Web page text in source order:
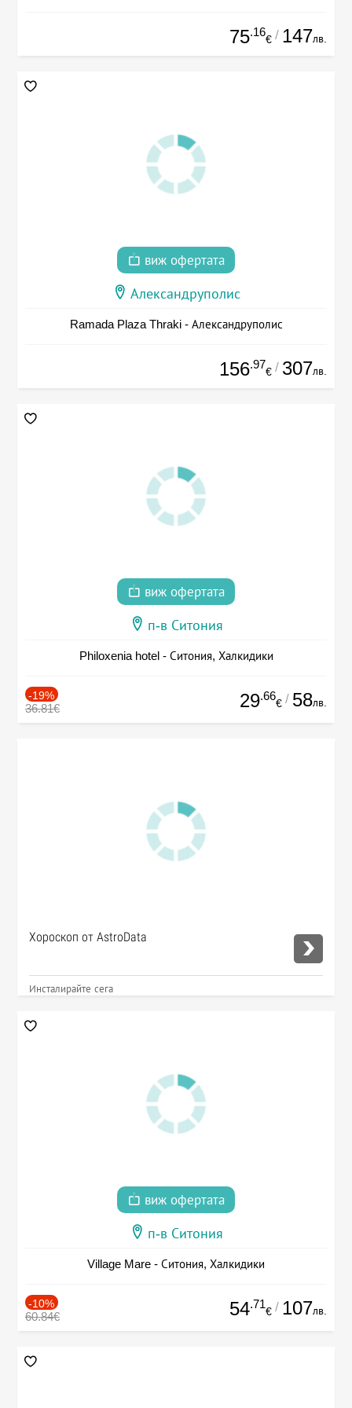
75.16
€ / 147лв.
виж офертата
Александруполис
Ramada Plaza Thraki - Александруполис
156.97
€ / 307лв.
виж офертата
п-в Ситония
Philoxenia hotel - Ситония, Халкидики
-19%
36.81€ 29.66
€ / 58лв.
Хороскоп от AstroData
Инсталирайте сега
виж офертата
п-в Ситония
Village Mare - Ситония, Халкидики
-10%
60.84€ 54.71
€ / 107лв.